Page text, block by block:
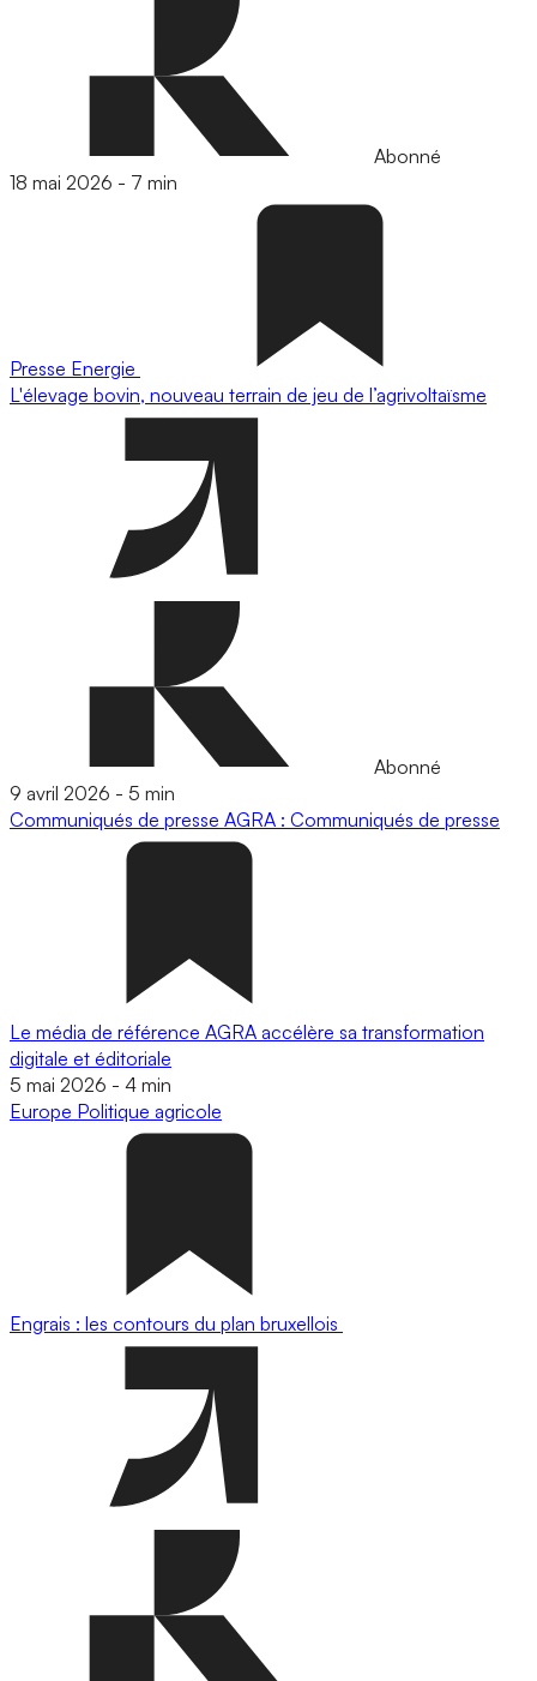
Abonné
18 mai 2026 - 7 min
Presse Energie
L'élevage bovin, nouveau terrain de jeu de l’agrivoltaïsme
Abonné
9 avril 2026 - 5 min
Communiqués de presse AGRA : Communiqués de presse
Le média de référence AGRA accélère sa transformation
digitale et éditoriale
5 mai 2026 - 4 min
Europe Politique agricole
Engrais : les contours du plan bruxellois